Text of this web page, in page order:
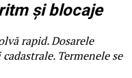
și blocaje
rapid. Dosarele
Termenele se